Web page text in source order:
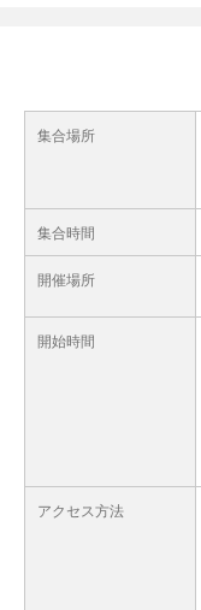
集合場所
集合時間
開催場所
開始時間
アクセス方法